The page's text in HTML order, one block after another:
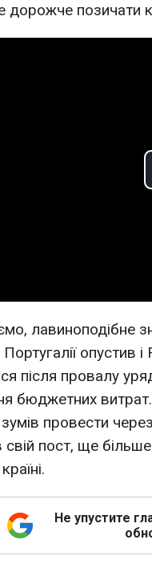
дорожче позичати
лавиноподібне
Португалії
після провалу
бюджетних
провести
свій пост, ще
Не упустите